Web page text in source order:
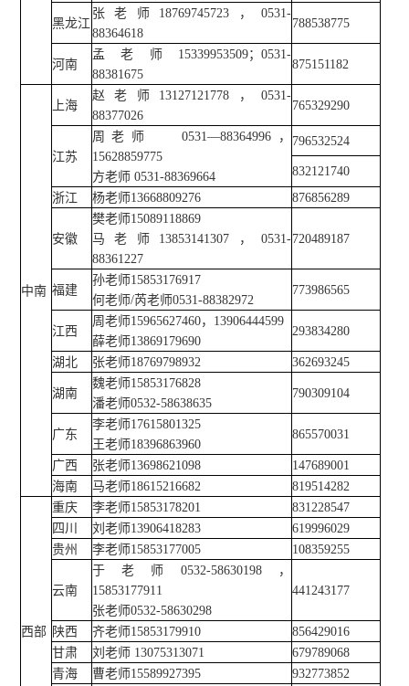
黑龙江
张老师18769745723，0531-
88364618
788538775
河南
孟老师15339953509；0531-
88381675
875151182
中南
上海
赵老师13127121778，0531-
88377026
765329290
江苏
周老师 0531—88364996，
15628859775
方老师 0531-88369664
796532524
832121740
浙江
杨老师13668809276 876856289
安徽
樊老师15089118869
马老师 13853141307， 0531-
88361227
720489187
福建
孙老师15853176917
何老师/芮老师0531-88382972
773986565
江西
周老师15965627460，13906444599
薛老师13869179690
293834280
湖北 张老师18769798932 362693245
湖南
魏老师15853176828
潘老师0532-58638635
790309104
广东
李老师17615801325
王老师18396863960
865570031
广西 张老师13698621098
147689001
海南
马老师18615216682 819514282
西部
重庆 李老师15853178201
831228547
四川
刘老师13906418283
619996029
贵州
李老师15853177005 108359255
云南
于老师0532-58630198，
15853177911
张老师0532-58630298
441243177
陕西 齐老师15853179910
856429016
甘肃
刘老师 13075313071
679789068
青海
曹老师15589927395 932773852